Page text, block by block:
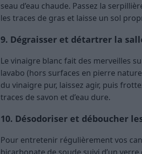
seau d’eau chaude. Passez la
les traces de gras et laisse un sol
9. Dégraisser et détartrer la
Le vinaigre blanc fait des merveilles
lavabo (hors surfaces en pierre
du vinaigre pur, laissez agir, puis
traces de savon et d’eau dure.
10. Désodoriser et déboucher
Pour entretenir régulièrement vos